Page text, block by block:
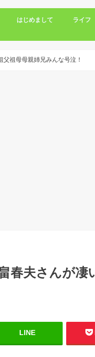
はじめまして ライフ
父祖母母親姉兄みんな号泣！
春夫さんが凄
LINE